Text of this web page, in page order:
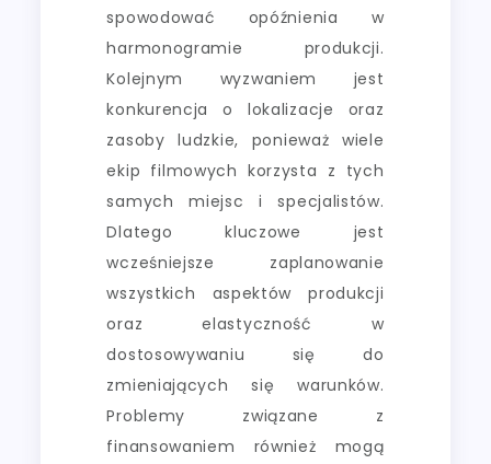
spowodować opóźnienia w
harmonogramie produkcji.
Kolejnym wyzwaniem jest
konkurencja o lokalizacje oraz
zasoby ludzkie, ponieważ wiele
ekip filmowych korzysta z tych
samych miejsc i specjalistów.
Dlatego kluczowe jest
wcześniejsze zaplanowanie
wszystkich aspektów produkcji
oraz elastyczność w
dostosowywaniu się do
zmieniających się warunków.
Problemy związane z
finansowaniem również mogą